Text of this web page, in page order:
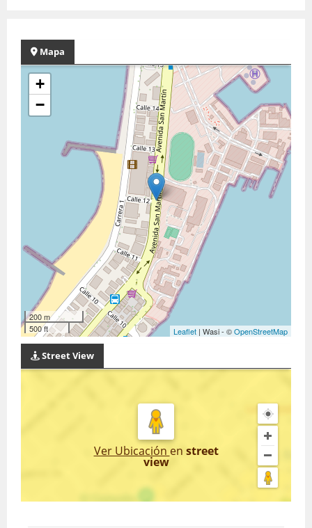
Mapa
+
−
200 m
500 ft
Leaflet | Wasi - ©OpenStreetMap
Street View
Ver Ubicación en street
view